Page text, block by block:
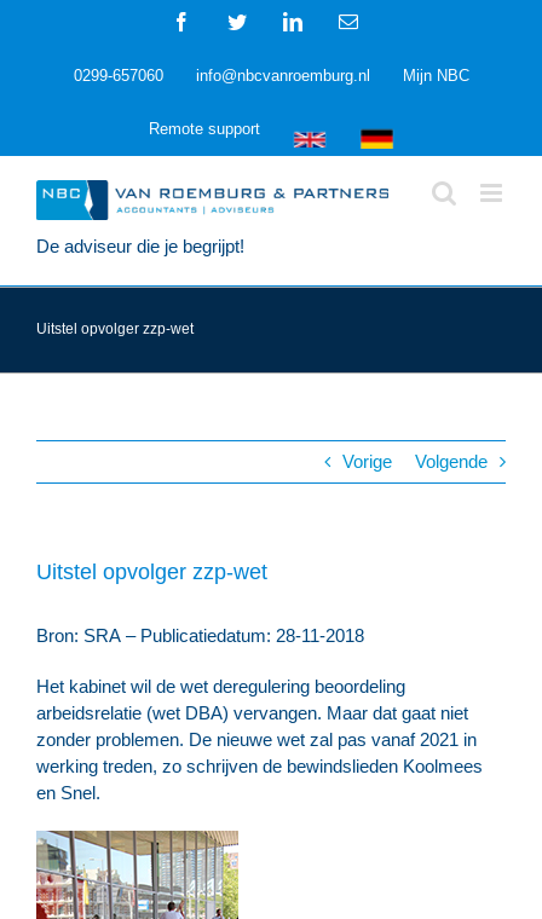
FacebookTwitterLinkedInE-
0299-657060 info@nbcvanroemburg.nl Mijn NBC
Remote support
De adviseur die je begrijpt!
Uitstel opvolger zzp-wet
Vorige Volgende
Uitstel opvolger zzp-wet
Bron: SRA – Publicatiedatum: 28-11-2018
Het kabinet wil de wet deregulering beoordeling
arbeidsrelatie (wet DBA) vervangen. Maar dat gaat niet
zonder problemen. De nieuwe wet zal pas vanaf 2021 in
werking treden, zo schrijven de bewindslieden Koolmees
en Snel.